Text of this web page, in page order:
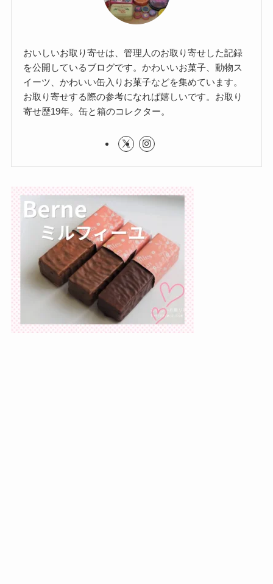
おいしいお取り寄せは、管理人のお取り寄せした記録
を公開しているブログです。かわいいお菓子、動物ス
イーツ、かわいい缶入りお菓子などを集めています。
お取り寄せする際の参考になれば嬉しいです。お取り
寄せ歴19年。缶と箱のコレクター。